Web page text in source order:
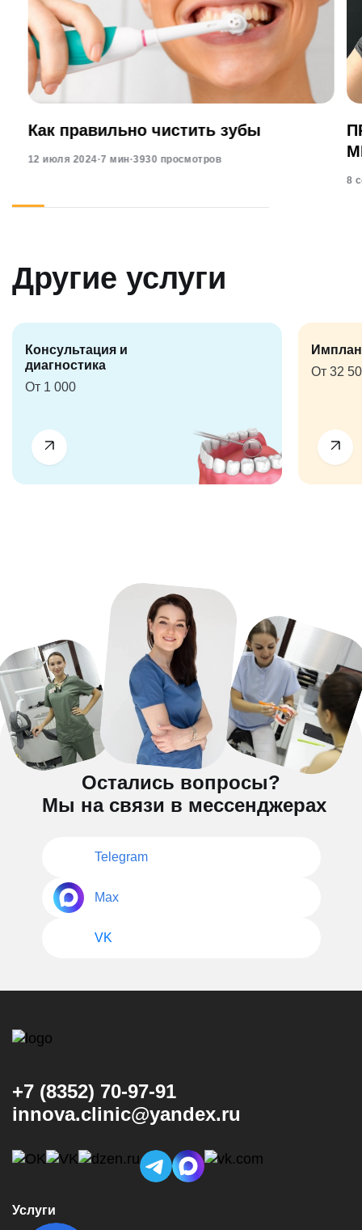
Как правильно чистить зубы
12 июля 2024·7 мин·3930 просмотров
8
Другие услуги
Консультация и
диагностика
От 1 000
От 32
Остались вопросы?
Мы на связи в мессенджерах
Telegram
Max
VK
+7 (8352) 70-97-91
innova.clinic@yandex.ru
Услуги